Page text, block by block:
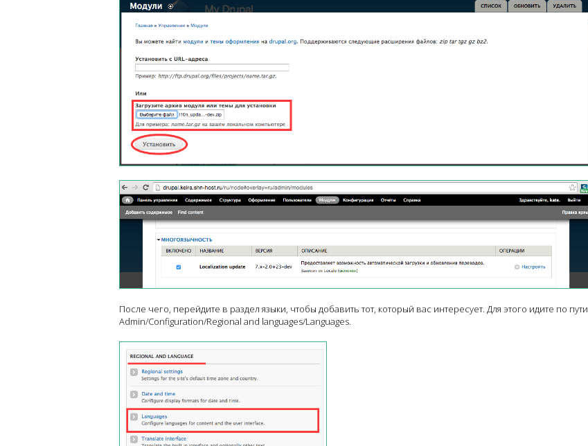
После чего, перейдите в раздел языки, чтобы добавить тот, который вас интересует. Для этого идите по пути
Admin/Configuration/Regional and languages/Languages.